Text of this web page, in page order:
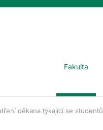
Fakulta
děkana týkající se studentů